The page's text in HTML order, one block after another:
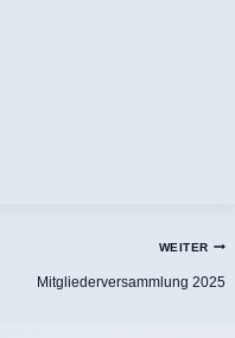
WEITER
Mitgliederversammlung 2025